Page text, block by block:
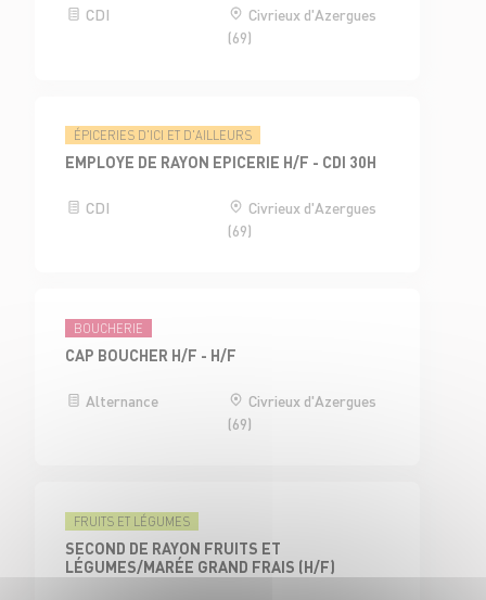
CDI
Civrieux d'Azergues
(69)
ÉPICERIES D'ICI ET D'AILLEURS
EMPLOYE DE RAYON EPICERIE H/F - CDI 30H
CDI
Civrieux d'Azergues
(69)
BOUCHERIE
CAP BOUCHER H/F - H/F
Alternance
Civrieux d'Azergues
(69)
FRUITS ET LÉGUMES
SECOND DE RAYON FRUITS ET
LÉGUMES/MARÉE GRAND FRAIS (H/F)